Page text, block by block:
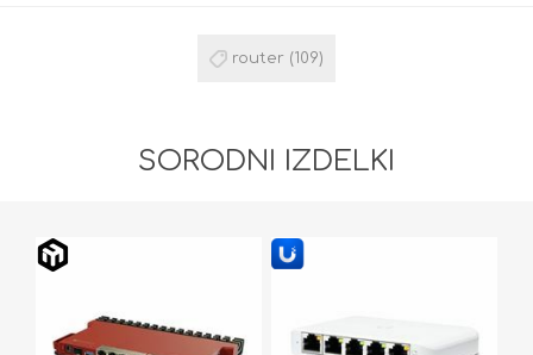
router (109)
SORODNI IZDELKI